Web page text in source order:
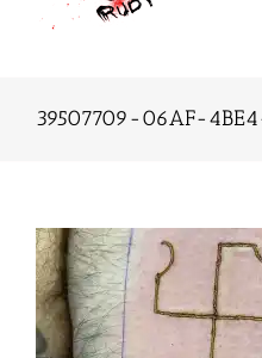
39507709-06AF-